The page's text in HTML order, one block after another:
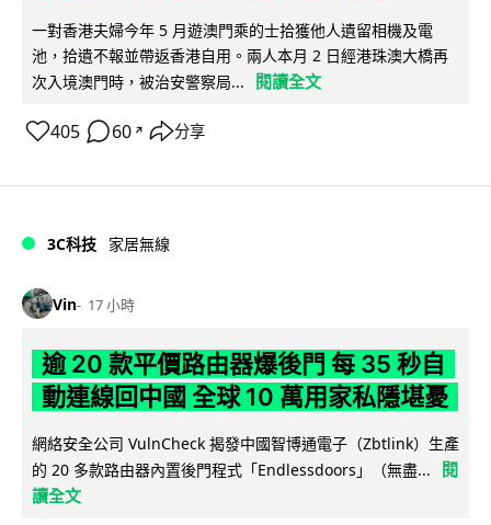
一對香港夫婦今年 5 月遊澳門乘的士拾獲他人遺留相機及電
池，拾遺不報並帶返香港自用。兩人本月 2 日經港珠澳大橋再
次入境澳門時，被治安警察局...
閱讀全文
405 60 ↗ 分享
3C科技 家居無線
Vin 17 小時
逾 20 款平價路由器爆後門 每 35 秒自
動連線回中國 全球 10 萬用家私隱堪憂
網絡安全公司 VulnCheck 揭發中國智博通電子（Zbtlink）生產
的 20 多款路由器內置後門程式「Endlessdoors」（無盡...
閱
讀全文